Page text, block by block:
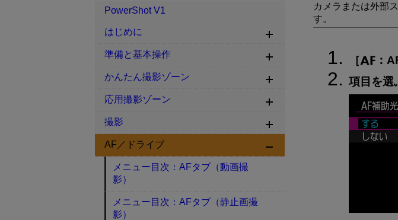
カメラまたは外部
す。
［ ：
項目を選
PowerShot V1
はじめに
準備と基本操作
かんたん撮影ゾーン
応用撮影ゾーン
撮影
AF／ドライブ
メニュー目次：AFタブ（動画撮
影）
メニュー目次：AFタブ（静止画撮
影）